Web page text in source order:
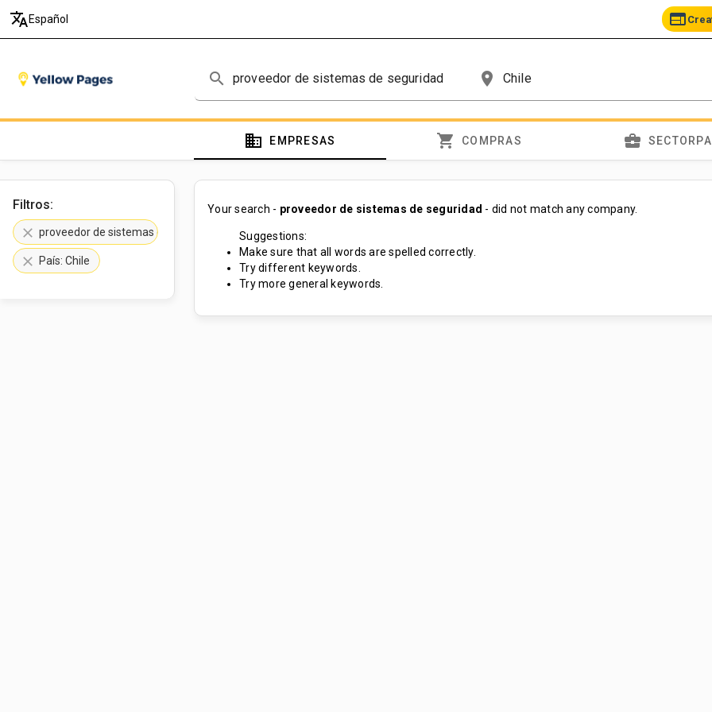
translate Español web
search place
domain EMPRESAS shopping_cart COMPRAS business_center
Filtros:
clear proveedor de sistemas de seguridad
clear País: Chile
Your search - proveedor de sistemas de seguridad - did not match any company.
Suggestions:
Make sure that all words are spelled correctly.
Try different keywords.
Try more general keywords.